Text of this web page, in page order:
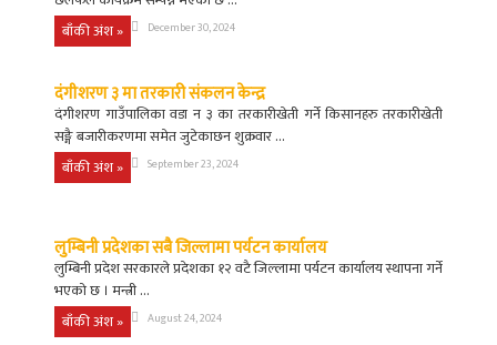
बाँकी अंश »
December 30, 2024
दंगीशरण ३ मा तरकारी संकलन केन्द्र
दंगीशरण गाउँपालिका वडा न ३ का तरकारीखेती गर्ने किसानहरु तरकारीखेती
सङ्गै बजारीकरणमा समेत जुटेकाछन शुक्रवार ...
बाँकी अंश »
September 23, 2024
लुम्बिनी प्रदेशका सबै जिल्लामा पर्यटन कार्यालय
लुम्बिनी प्रदेश सरकारले प्रदेशका १२ वटै जिल्लामा पर्यटन कार्यालय स्थापना गर्ने
भएको छ । मन्त्री ...
बाँकी अंश »
August 24, 2024